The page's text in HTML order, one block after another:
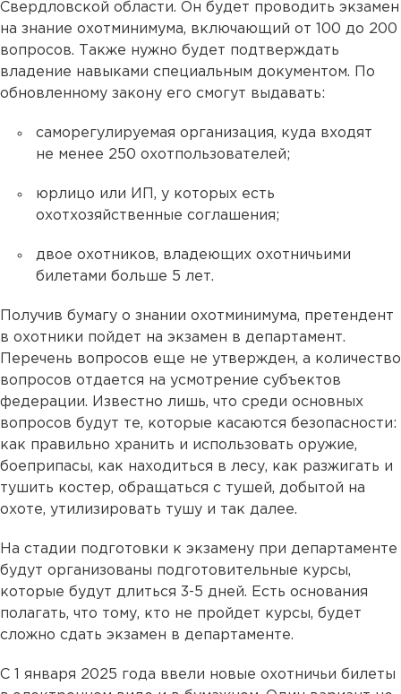
Свердловской области. Он будет проводить экзамен
на знание охотминимума, включающий от 100 до 200
вопросов. Также нужно будет подтверждать
владение навыками специальным документом. По
обновленному закону его смогут выдавать:
саморегулируемая организация, куда входят
не менее 250 охотпользователей;
юрлицо или ИП, у которых есть
охотхозяйственные соглашения;
двое охотников, владеющих охотничьими
билетами больше 5 лет.
Получив бумагу о знании охотминимума, претендент
в охотники пойдет на экзамен в департамент.
Перечень вопросов еще не утвержден, а количество
вопросов отдается на усмотрение субъектов
федерации. Известно лишь, что среди основных
вопросов будут те, которые касаются безопасности:
как правильно хранить и использовать оружие,
боеприпасы, как находиться в лесу, как разжигать и
тушить костер, обращаться с тушей, добытой на
охоте, утилизировать тушу и так далее.
На стадии подготовки к экзамену при департаменте
будут организованы подготовительные курсы,
которые будут длиться 3-5 дней. Есть основания
полагать, что тому, кто не пройдет курсы, будет
сложно сдать экзамен в департаменте.
С 1 января 2025 года ввели новые охотничьи билеты